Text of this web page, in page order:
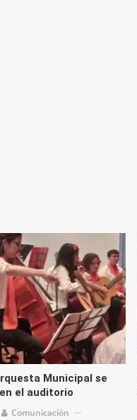
Municipal se
el auditorio
Comunicación